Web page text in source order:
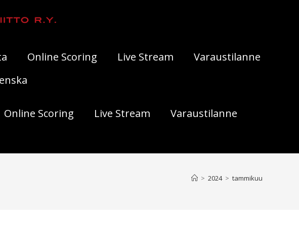
Online Scoring Live Stream
Varaustilanne
Online Scoring Live Stream
Varaustilanne
> 2024 > tammikuu